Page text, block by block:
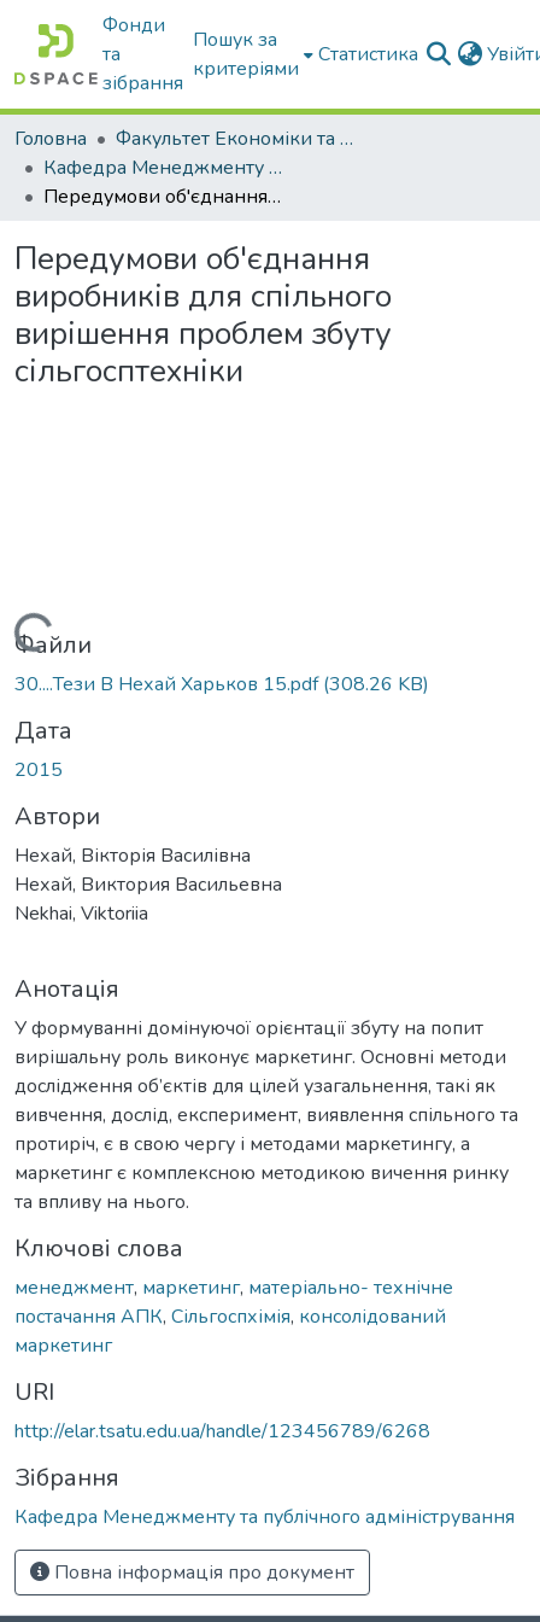
Фонди
та
зібрання
Пошук за
критеріями
Статистика
Головна
Факультет Економіки та бізнесу
Кафедра Менеджменту та публічного адміністрування
Передумови об'єднання виробників для спільного вирішення проблем збуту сільгосптехніки
Передумови об'єднання
виробників для спільного
вирішення проблем збуту
сільгосптехніки
Вантажиться...
Файли
30....Тези В Нехай Харьков 15.pdf(308.26 KB)
Дата
2015
Автори
Нехай, Вікторія Василівна
Нехай, Виктория Васильевна
Nekhai, Viktoriia
Анотація
У формуванні домінуючої орієнтації збуту на попит
вирішальну роль виконує маркетинг. Основні методи
дослідження об’єктів для цілей узагальнення, такі як
вивчення, дослід, експеримент, виявлення спільного та
протиріч, є в свою чергу і методами маркетингу, а
маркетинг є комплексною методикою вичення ринку
та впливу на нього.
Ключові слова
менеджмент, маркетинг, матеріально- технічне
постачання АПК, Сільгоспхімія, консолідований
маркетинг
URI
http://elar.tsatu.edu.ua/handle/123456789/6268
Зібрання
Кафедра Менеджменту та публічного адміністрування
Повна інформація про документ